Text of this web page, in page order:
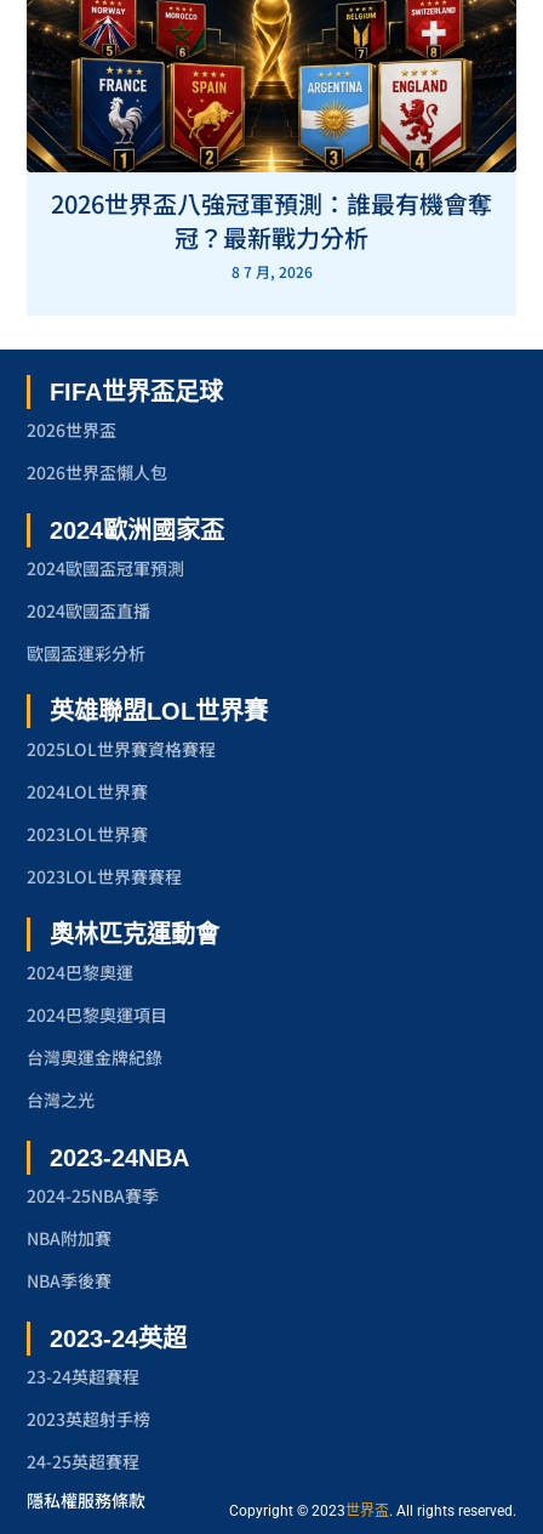
2026世界盃八強冠軍預測：誰最有機會奪
冠？最新戰力分析
8 7 月, 2026
FIFA世界盃足球
2026世界盃
2026世界盃懶人包
2024歐洲國家盃
2024歐國盃冠軍預測
2024歐國盃直播
歐國盃運彩分析
英雄聯盟LOL世界賽
2025LOL世界賽資格賽程
2024LOL世界賽
2023LOL世界賽
2023LOL世界賽賽程
奧林匹克運動會
2024巴黎奧運
2024巴黎奧運項目
台灣奧運金牌紀錄
台灣之光
2023-24NBA
2024-25NBA賽季
NBA附加賽
NBA季後賽
2023-24英超
23-24英超賽程
2023英超射手榜
24-25英超賽程
Copyright © 2023世界盃. All rights reserved.
隱私權服務條款